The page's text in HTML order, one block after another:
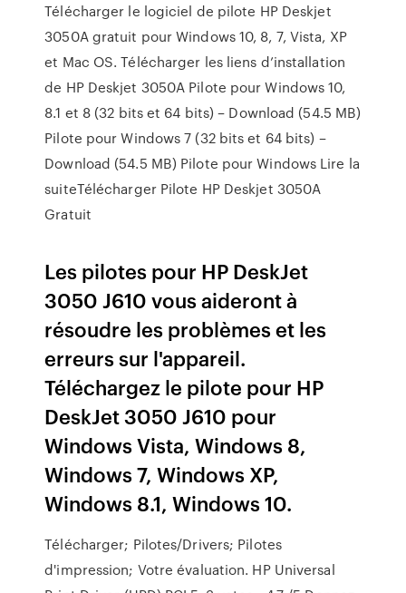
Télécharger le logiciel de pilote HP Deskjet
3050A gratuit pour Windows 10, 8, 7, Vista, XP
et Mac OS. Télécharger les liens d’installation
de HP Deskjet 3050A Pilote pour Windows 10,
8.1 et 8 (32 bits et 64 bits) – Download (54.5 MB)
Pilote pour Windows 7 (32 bits et 64 bits) –
Download (54.5 MB) Pilote pour Windows Lire la
suiteTélécharger Pilote HP Deskjet 3050A
Gratuit
Les pilotes pour HP DeskJet
3050 J610 vous aideront à
résoudre les problèmes et les
erreurs sur l'appareil.
Téléchargez le pilote pour HP
DeskJet 3050 J610 pour
Windows Vista, Windows 8,
Windows 7, Windows XP,
Windows 8.1, Windows 10.
Télécharger; Pilotes/Drivers; Pilotes
d'impression; Votre évaluation. HP Universal